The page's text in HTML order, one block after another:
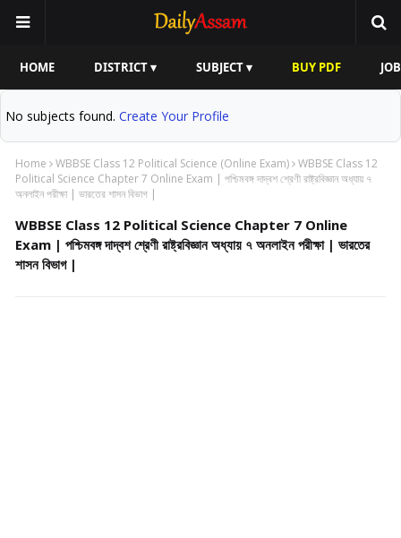
HOME DISTRICT ▾ SUBJECT ▾ BUY PDF
No subjects found. Create Your Profile
Home WBBSE Class 12 Political Science (Online Exam) WBBSE Class 12
Political Science Chapter 7 Online Exam | পশ্চিমবঙ্গ দাদ্বশ শ্রেণী রাষ্ট্রবিজ্ঞান অধ্যায় ৭
অনলাইন পরীক্ষা | ভারতের শাসন বিভাগ |
WBBSE Class 12 Political Science Chapter 7 Online
Exam | পশ্চিমবঙ্গ দাদ্বশ শ্রেণী রাষ্ট্রবিজ্ঞান অধ্যায় ৭ অনলাইন পরীক্ষা | ভারতের
শাসন বিভাগ |